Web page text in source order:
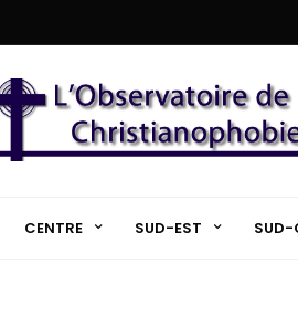
CENTRE SUD-EST SUD-